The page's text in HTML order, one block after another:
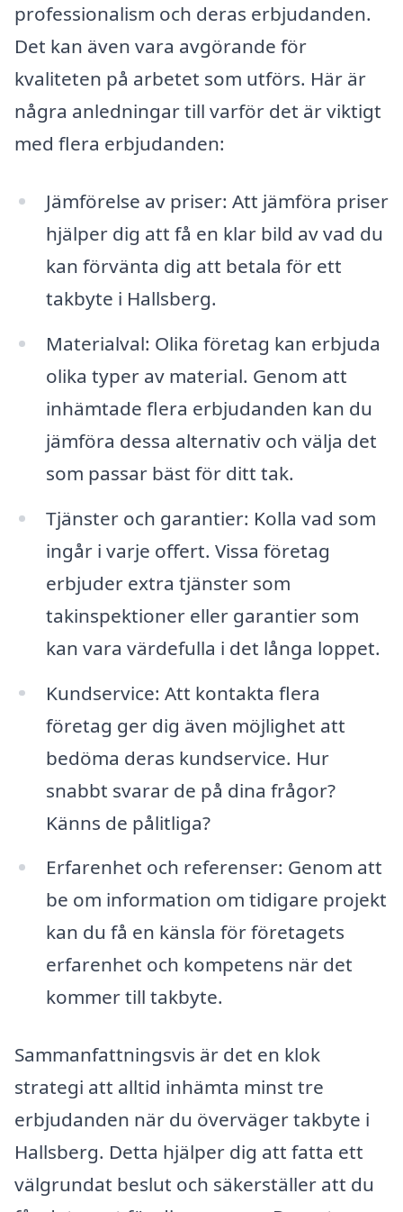
professionalism och deras erbjudanden.
Det kan även vara avgörande för
kvaliteten på arbetet som utförs. Här är
några anledningar till varför det är viktigt
med flera erbjudanden:
Jämförelse av priser: Att jämföra priser
hjälper dig att få en klar bild av vad du
kan förvänta dig att betala för ett
takbyte i Hallsberg.
Materialval: Olika företag kan erbjuda
olika typer av material. Genom att
inhämtade flera erbjudanden kan du
jämföra dessa alternativ och välja det
som passar bäst för ditt tak.
Tjänster och garantier: Kolla vad som
ingår i varje offert. Vissa företag
erbjuder extra tjänster som
takinspektioner eller garantier som
kan vara värdefulla i det långa loppet.
Kundservice: Att kontakta flera
företag ger dig även möjlighet att
bedöma deras kundservice. Hur
snabbt svarar de på dina frågor?
Känns de pålitliga?
Erfarenhet och referenser: Genom att
be om information om tidigare projekt
kan du få en känsla för företagets
erfarenhet och kompetens när det
kommer till takbyte.
Sammanfattningsvis är det en klok
strategi att alltid inhämta minst tre
erbjudanden när du överväger takbyte i
Hallsberg. Detta hjälper dig att fatta ett
välgrundat beslut och säkerställer att du